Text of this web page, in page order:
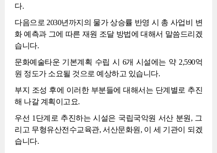
다.
다음으로 2030년까지의 물가 상승률 반영 시 총 사업비 변
화 예측과 그에 따른 재원 조달 방법에 대해서 말씀드리겠
습니다.
문화예술타운 기본계획 수립 시 6개 시설에는 약 2,590억
원 정도가 소요될 것으로 예상하고 있습니다.
부지 조성 후에 이러한 부분들에 대해서는 단계별로 추진
해 나갈 계획이고요.
우선 1단계로 추진하는 시설은 국립국악원 서산 분원, 그
리고 무형유산전수교육관, 서산문화원, 이 세 기관이 되겠
습니다.